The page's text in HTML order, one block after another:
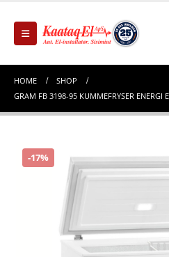
HOME
SHOP
GRAM FB 3198-95 KUMMEFRYSER ENERGI
-17%